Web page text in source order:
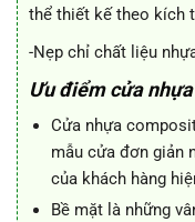
thể thiết kế theo kích
-Nẹp chỉ chất liệu
Ưu điểm cửa
Cửa nhựa
mẫu cửa đơn giản
của khách hàng
Bề mặt là những